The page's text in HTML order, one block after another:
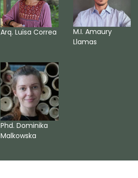
Arq. Luisa Correa
M.I. Amaury
Llamas
Phd. Dominika
Malkowska